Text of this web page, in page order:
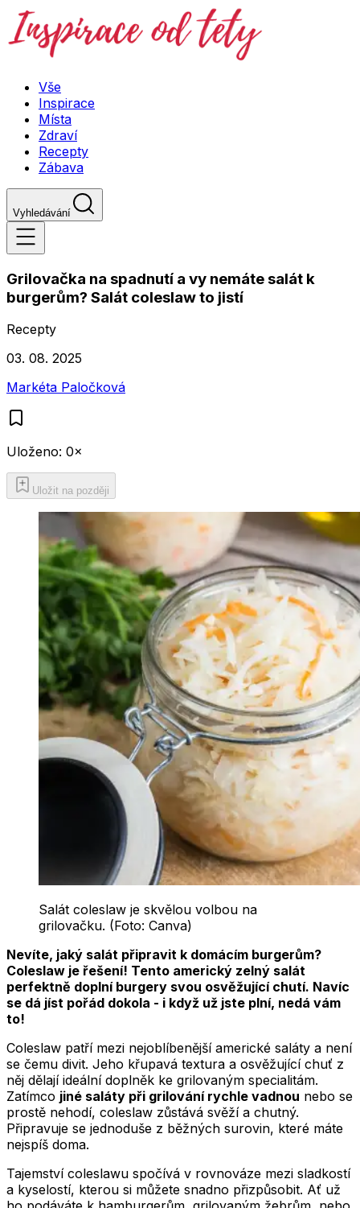
Vše
Inspirace
Místa
Zdraví
Recepty
Zábava
Vyhledávání
Grilovačka na spadnutí a vy nemáte salát k
burgerům? Salát coleslaw to jistí
Recepty
03. 08. 2025
Markéta Paločková
Uloženo: 0×
Uložit na později
Salát coleslaw je skvělou volbou na
grilovačku. (Foto: Canva)
Nevíte, jaký salát připravit k domácím burgerům?
Coleslaw je řešení! Tento americký zelný salát
perfektně doplní burgery svou osvěžující chutí. Navíc
se dá jíst pořád dokola - i když už jste plní, nedá vám
to!
Coleslaw patří mezi nejoblíbenější americké saláty a není
se čemu divit. Jeho křupavá textura a osvěžující chuť z
něj dělají ideální doplněk ke grilovaným specialitám.
Zatímco jiné saláty při grilování rychle vadnou nebo se
prostě nehodí, coleslaw zůstává svěží a chutný.
Připravuje se jednoduše z běžných surovin, které máte
nejspíš doma.
Tajemství coleslawu spočívá v rovnováze mezi sladkostí
a kyselostí, kterou si můžete snadno přizpůsobit. Ať už